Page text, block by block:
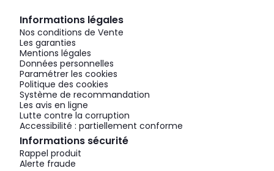
Informations légales
Nos conditions de Vente
Les garanties
Mentions légales
Données personnelles
Paramétrer les cookies
Politique des cookies
Système de recommandation
Les avis en ligne
Lutte contre la corruption
Accessibilité : partiellement conforme
Informations sécurité
Rappel produit
Alerte fraude